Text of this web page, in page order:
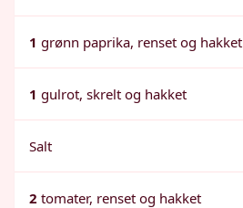
1 grønn paprika, renset og hakket
1 gulrot, skrelt og hakket
Salt
2 tomater, renset og hakket